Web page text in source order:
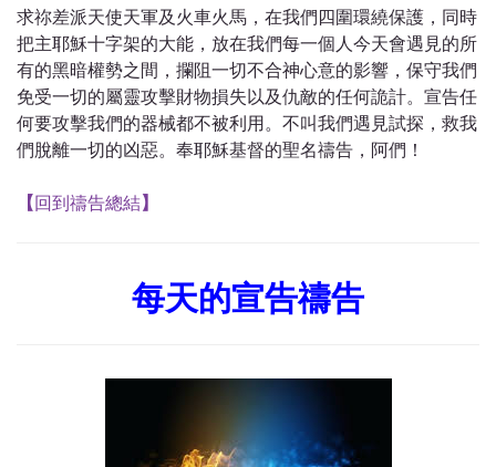
求祢差派天使天軍及火車火馬，在我們四圍環繞保護，同時
把主耶穌十字架的大能，放在我們每一個人今天會遇見的所
有的黑暗權勢之間，攔阻一切不合神心意的影響，保守我們
免受一切的屬靈攻擊財物損失以及仇敵的任何詭計。宣告任
何要攻擊我們的器械都不被利用。不叫我們遇見試探，救我
們脫離一切的凶惡。奉耶穌基督的聖名禱告，阿們！
【回到禱告總結】
每天的宣告禱告